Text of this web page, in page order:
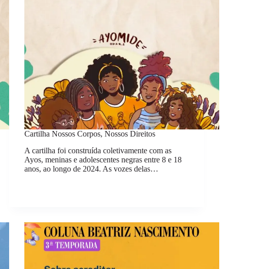
Cartilha Nossos Corpos, Nossos Direitos
A cartilha foi construída coletivamente com as
Ayos, meninas e adolescentes negras entre 8 e 18
anos, ao longo de 2024. As vozes delas…